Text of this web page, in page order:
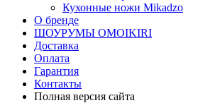
Кухонные ножи Mikadzo
О бренде
ШОУРУМЫ OMOIKIRI
Доставка
Оплата
Гарантия
Контакты
Полная версия сайта